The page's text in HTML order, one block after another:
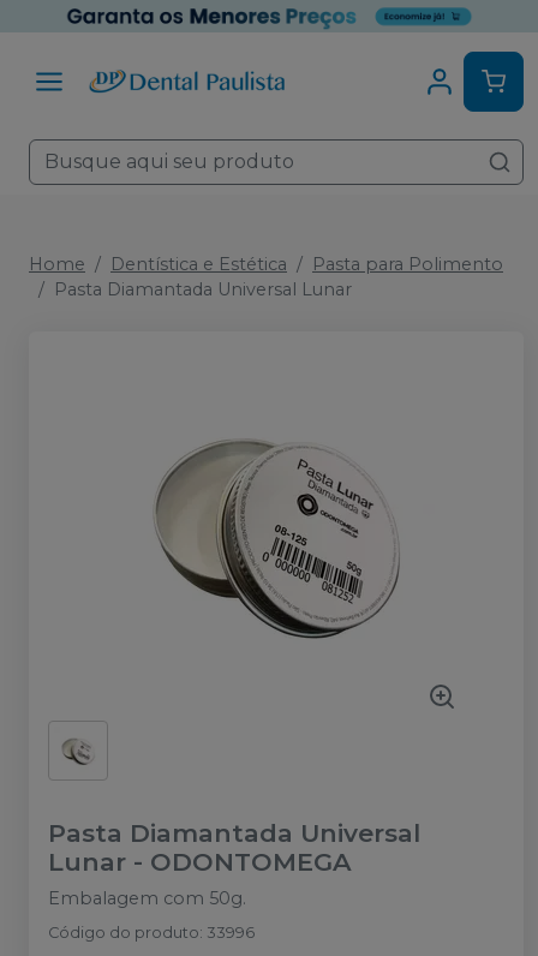
Home Dentística e Estética
Pasta para Polimento
Pasta Diamantada Universal Lunar
Pasta Diamantada Universal
Lunar - ODONTOMEGA
Embalagem com 50g.
Código do produto: 33996